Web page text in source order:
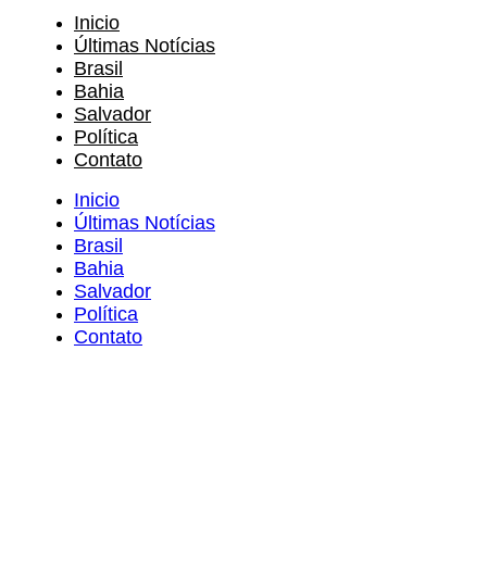
Inicio
Últimas Notícias
Brasil
Bahia
Salvador
Política
Contato
Inicio
Últimas Notícias
Brasil
Bahia
Salvador
Política
Contato